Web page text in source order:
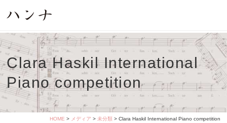
Clara Haskil International
Piano competition
HOME > メディア > 未分類> Clara Haskil International Piano competition